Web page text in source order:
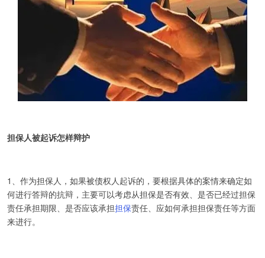
担保人被起诉怎样辩护
1、作为担保人，如果被债权人起诉的，要根据具体的案情来确定如
何进行答辩的抗辩，主要可以考虑从担保是否有效、是否已经过担保
责任承担期限、是否应该承担担保责任、应如何承担担保责任等方面
来进行。